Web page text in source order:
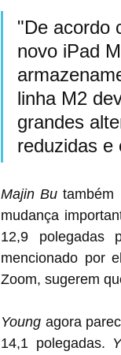
"De acordo
novo iPad
linha M2
grandes
reduzidas e
Majin Bu também
mudança
12,9 polegadas
mencionado por
Young agora
14,1 polegadas.